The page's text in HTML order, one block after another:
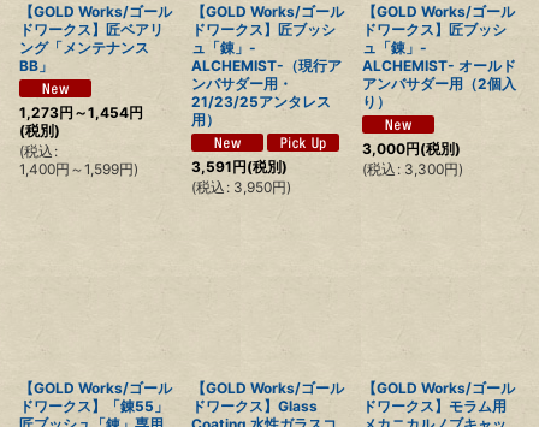
【GOLD Works/ゴール
ドワークス】匠ベアリ
ング「メンテナンス
BB」
1,273円 ～1,454円
(税別)
(税込 :
1,400円 ～1,599円)
【GOLD Works/ゴール
ドワークス】匠ブッシ
ュ「錬」-
ALCHEMIST-（現行ア
ンバサダー用・
21/23/25アンタレス
用）
3,591円(税別)
(税込 : 3,950円)
【GOLD Works/ゴール
ドワークス】匠ブッシ
ュ「錬」-
ALCHEMIST- オールド
アンバサダー用（2個入
り）
3,000円(税別)
(税込 : 3,300円)
【GOLD Works/ゴール
ドワークス】「錬55」
【GOLD Works/ゴール
ドワークス】Glass
【GOLD Works/ゴール
ドワークス】モラム用